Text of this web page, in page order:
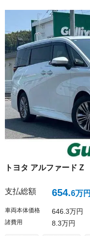
トヨタ アルファード Z
支払総額 654.6万円
車両本体価格 646 3万円
諸費用 8 3万円